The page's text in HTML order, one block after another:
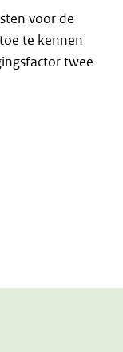
voor de
te kennen
twee